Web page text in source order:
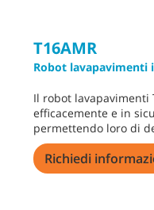
T16AMR
Robot lavapavimenti
Il robot lavapavimenti
efficacemente e in
permettendo loro di
Richiedi